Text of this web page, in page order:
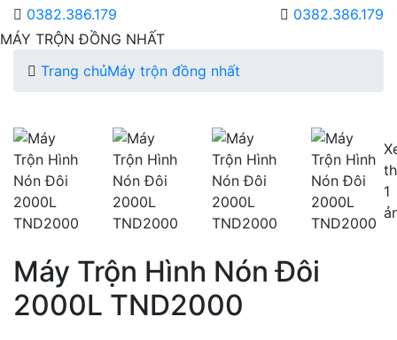
0382.386.179
0382.386.179
MÁY TRỘN ĐỒNG NHẤT
Trang chủMáy trộn đồng nhất
1
Máy Trộn Hình Nón Đôi
2000L TND2000